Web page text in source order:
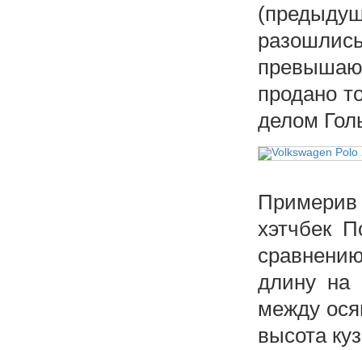
продано
делом
хэтчбек
длину
между
высота